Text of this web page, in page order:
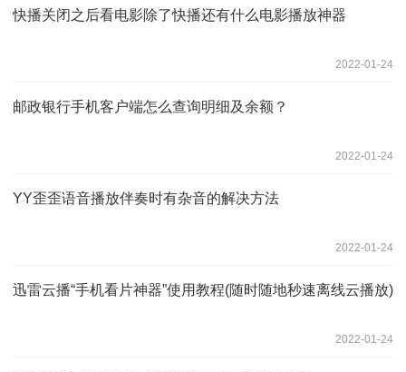
快播关闭之后看电影除了快播还有什么电影播放神器
2022-01-24
邮政银行手机客户端怎么查询明细及余额？
2022-01-24
YY歪歪语音播放伴奏时有杂音的解决方法
2022-01-24
迅雷云播“手机看片神器”使用教程(随时随地秒速离线云播放)
2022-01-24